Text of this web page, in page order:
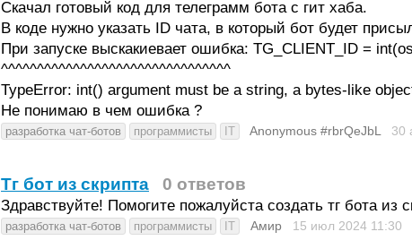
Скачал готовый код для телеграмм бота с гит хаба.
В коде нужно указать ID чата, в который бот будет
При запуске выскакиевает ошибка: TG_CLIENT_ID =
^^^^^^^^^^^^^^^^^^^^^^^^^^^^^^^^
TypeError: int() argument must be a string, a bytes-like
Не понимаю в чем ошибка ?
разработка чат-ботов программисты IT Anonymous #rbrQeJbL 30
Тг бот из скрипта 0 ответов
Здравствуйте! Помогите пожалуйста создать тг бота из
разработка чат-ботов программисты IT Амир 15 июл 2024 11:30